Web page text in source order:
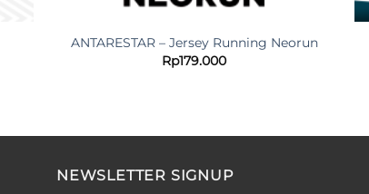
ANTARESTAR – Jersey Running Neorun
Rp179.000
NEWSLETTER SIGNUP